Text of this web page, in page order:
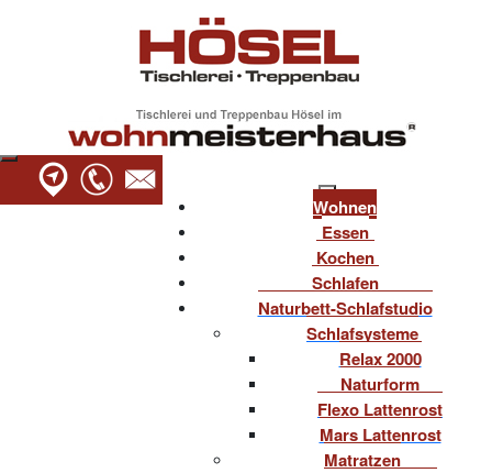
Wohnen
Essen
Kochen
Schlafen
Naturbett-Schlafstudio
Schlafsysteme
Relax 2000
Naturform
Flexo Lattenrost
Mars Lattenrost
Matratzen